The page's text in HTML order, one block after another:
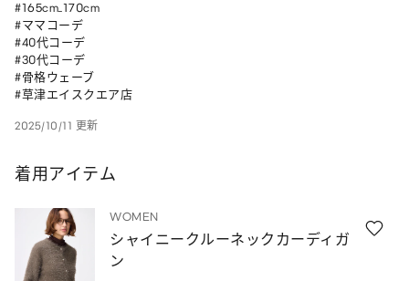
#165cm_170cm
#ママコーデ
#40代コーデ
#30代コーデ
#骨格ウェーブ
#草津エイスクエア店
2025/10/11 更新
着用アイテム
WOMEN
シャイニークルーネックカーディガ
ン